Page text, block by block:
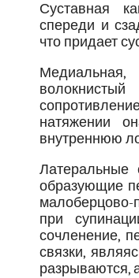
Суставная
спереди и
что придает
натяжении
внутреннюю
Латеральные
образующие
малоберцово-
при
сочленение,
связки,
разрываются,